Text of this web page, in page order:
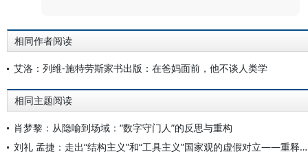
相同作者阅读
艾洛：列维-施特劳斯家书出版：在爸妈面前，他不谈人类学
相同主题阅读
肖梦黎：从隐喻到场域：“数字守门人”的反思与重构
刘礼 孟捷：走出“结构主义”和“工具主义”国家观的虚假对立——重释普朗查斯与密利本德的争论